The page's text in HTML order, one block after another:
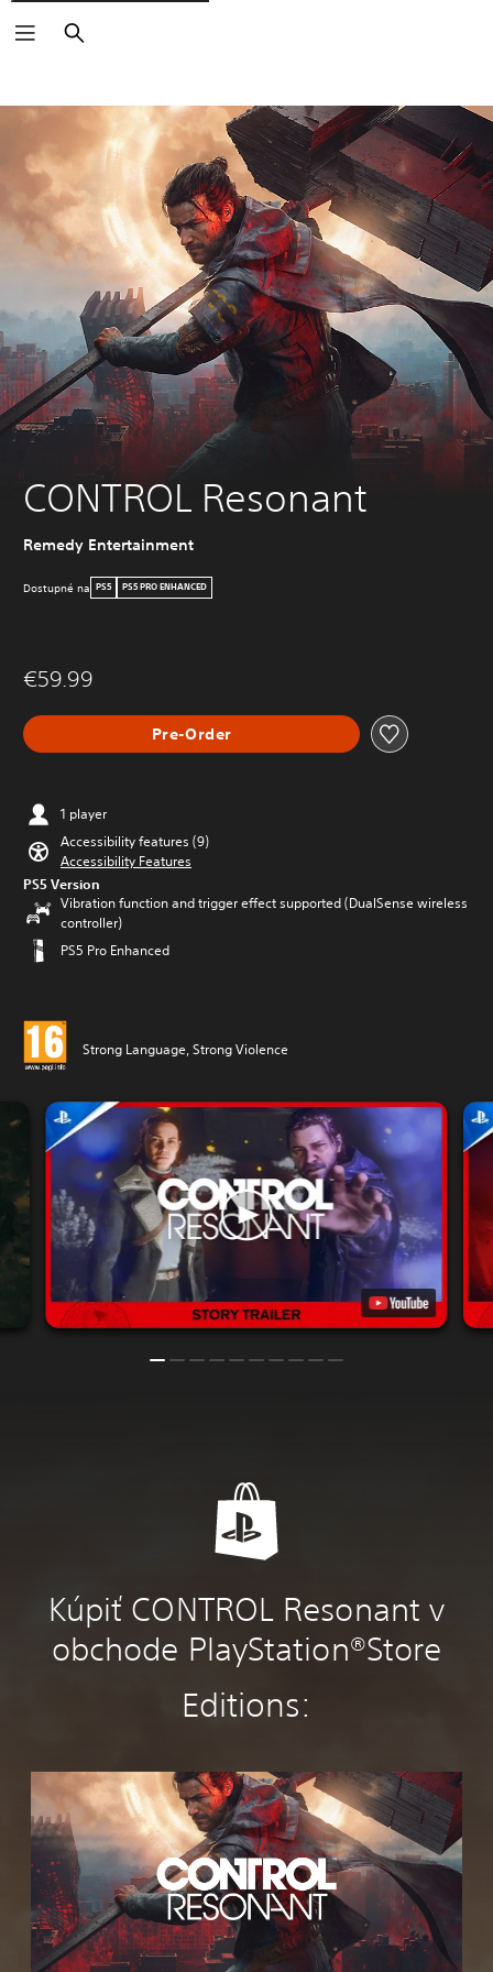
Vyhľadať
CONTROL Resonant
Remedy Entertainment
Dostupné na PS5 PS5 PRO ENHANCED
€59.99
Pre-Order
1 player
Accessibility features (9)
Accessibility Features
PS5 Version
Vibration function and trigger effect supported (DualSense wireless
controller)
PS5 Pro Enhanced
Strong Language, Strong Violence
Kúpiť CONTROL Resonant v
obchode PlayStation®Store
Editions:
N
R
O
L
R
e